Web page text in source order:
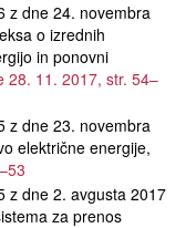
z dne 24. novembra
o izrednih
in ponovni
28. 11. 2017, str. 54–
z dne 23. novembra
električne energije
z dne 2. avgusta 2017
za prenos